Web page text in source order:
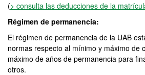
(> consulta las deducciones de la
Régimen de permanencia:
El régimen de permanencia de la UAB
normas respecto al mínimo y máximo de
máximo de años de permanencia para
otros.